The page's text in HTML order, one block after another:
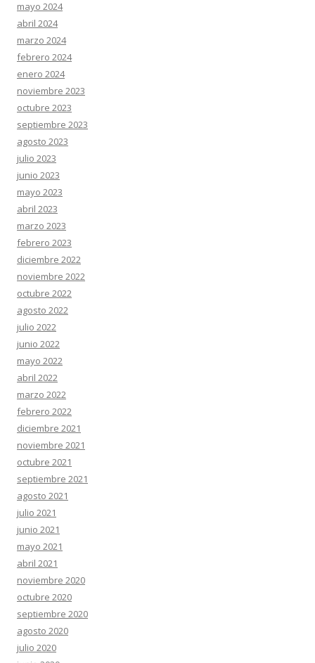
mayo 2024
abril 2024
marzo 2024
febrero 2024
enero 2024
noviembre 2023
octubre 2023
septiembre 2023
agosto 2023
julio 2023
junio 2023
mayo 2023
abril 2023
marzo 2023
febrero 2023
diciembre 2022
noviembre 2022
octubre 2022
agosto 2022
julio 2022
junio 2022
mayo 2022
abril 2022
marzo 2022
febrero 2022
diciembre 2021
noviembre 2021
octubre 2021
septiembre 2021
agosto 2021
julio 2021
junio 2021
mayo 2021
abril 2021
noviembre 2020
octubre 2020
septiembre 2020
agosto 2020
julio 2020